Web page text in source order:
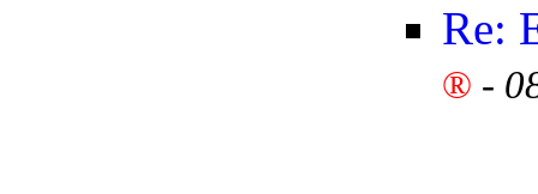
Re:
® -